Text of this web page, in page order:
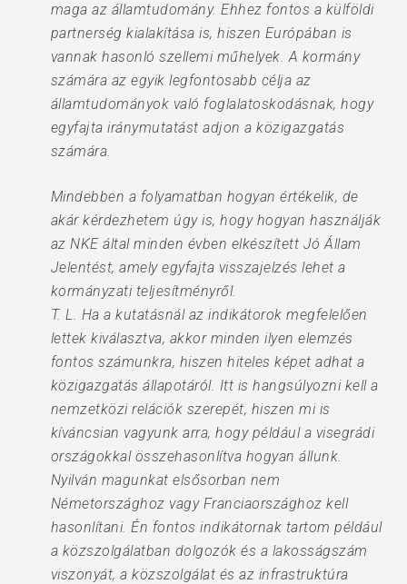
maga az államtudomány. Ehhez fontos a külföldi
partnerség kialakítása is, hiszen Európában is
vannak hasonló szellemi műhelyek. A kormány
számára az egyik legfontosabb célja az
államtudományok való foglalatoskodásnak, hogy
egyfajta iránymutatást adjon a közigazgatás
számára.
Mindebben a folyamatban hogyan értékelik, de
akár kérdezhetem úgy is, hogy hogyan használják
az NKE által minden évben elkészített Jó Állam
Jelentést, amely egyfajta visszajelzés lehet a
kormányzati teljesítményről.
T. L. Ha a kutatásnál az indikátorok megfelelően
lettek kiválasztva, akkor minden ilyen elemzés
fontos számunkra, hiszen hiteles képet adhat a
közigazgatás állapotáról. Itt is hangsúlyozni kell a
nemzetközi relációk szerepét, hiszen mi is
kíváncsian vagyunk arra, hogy például a visegrádi
országokkal összehasonlítva hogyan állunk.
Nyilván magunkat elsősorban nem
Németországhoz vagy Franciaországhoz kell
hasonlítani. Én fontos indikátornak tartom például
a közszolgálatban dolgozók és a lakosságszám
viszonyát, a közszolgálat és az infrastruktúra